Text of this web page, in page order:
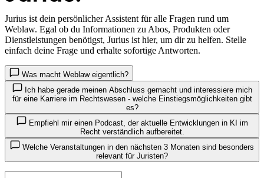
Jurius ist dein persönlicher Assistent für alle Fragen rund um
Weblaw. Egal ob du Informationen zu Abos, Produkten oder
Dienstleistungen benötigst, Jurius ist hier, um dir zu helfen. Stelle
einfach deine Frage und erhalte sofortige Antworten.
Was macht Weblaw eigentlich?
Ich habe gerade meinen Abschluss gemacht und interessiere mich
für eine Karriere im Rechtswesen - welche Einstiegsmöglichkeiten gibt
es?
Empfiehl mir einen Podcast, der aktuelle Entwicklungen in KI im
Recht verständlich aufbereitet.
relevant für Juristen?